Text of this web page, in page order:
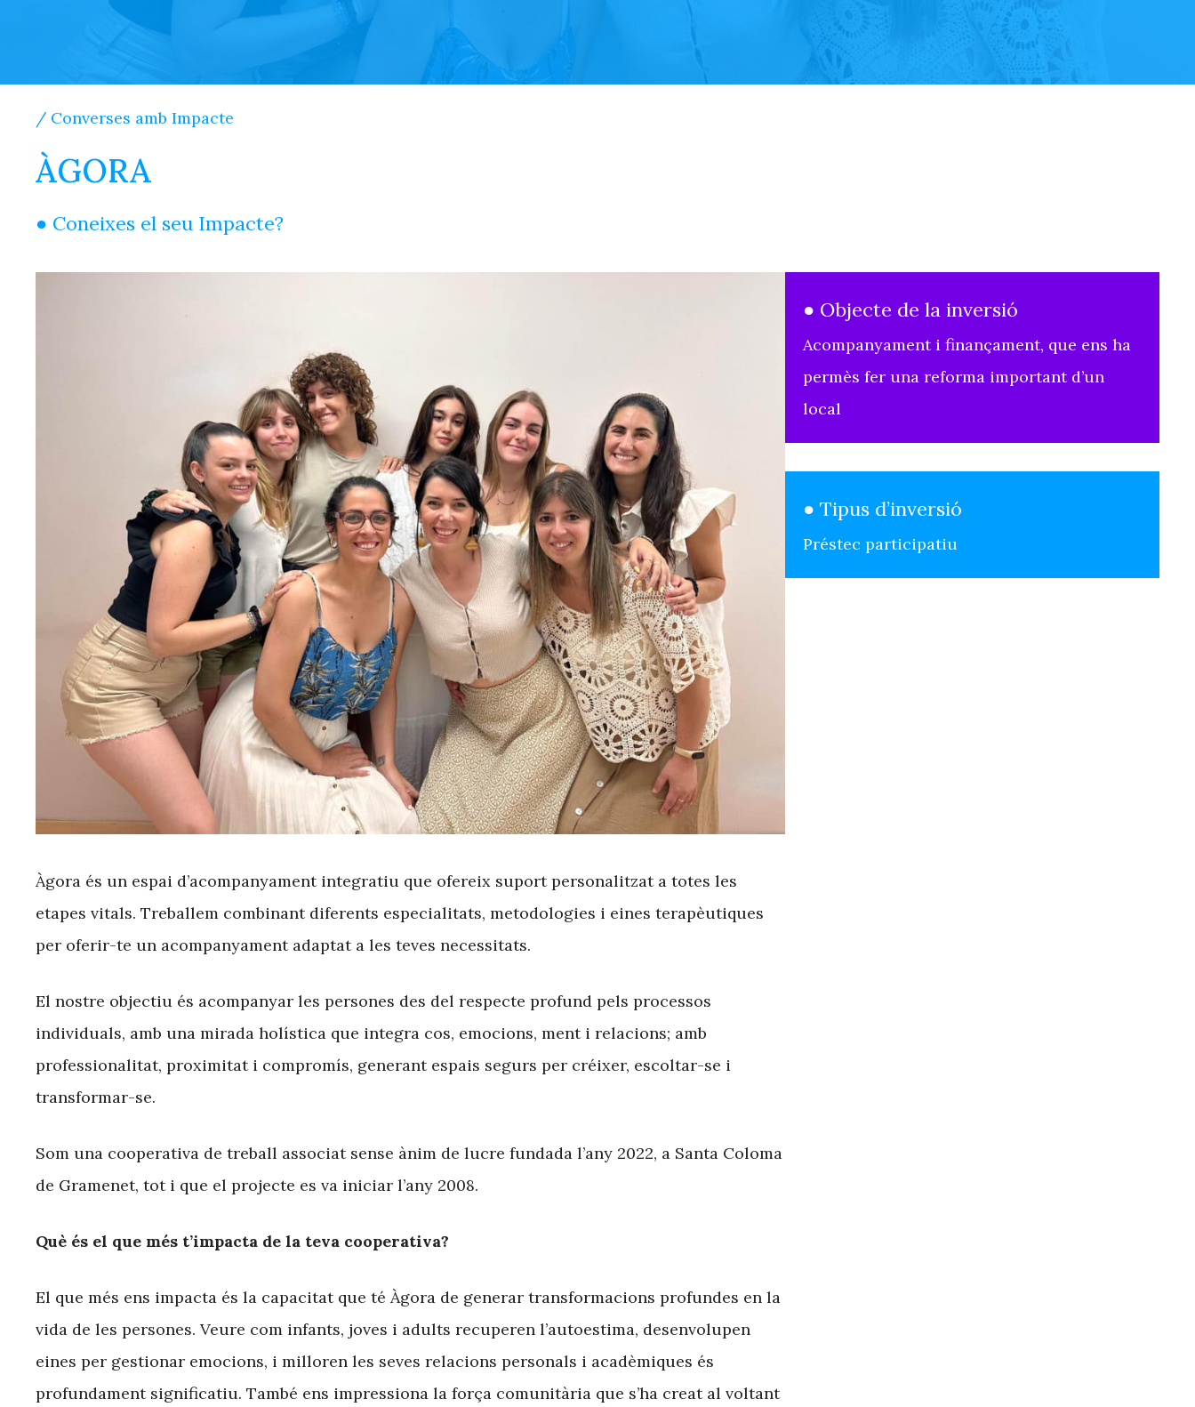
/ Converses amb Impacte
ÀGORA
● Coneixes el seu Impacte?
Àgora és un espai d’acompanyament integratiu que ofereix suport personalitzat a totes les
etapes vitals. Treballem combinant diferents especialitats, metodologies i eines terapèutiques
per oferir-te un acompanyament adaptat a les teves necessitats.
El nostre objectiu és acompanyar les persones des del respecte profund pels processos
individuals, amb una mirada holística que integra cos, emocions, ment i relacions; amb
professionalitat, proximitat i compromís, generant espais segurs per créixer, escoltar-se i
transformar-se.
Som una cooperativa de treball associat sense ànim de lucre fundada l’any 2022, a Santa Coloma
de Gramenet, tot i que el projecte es va iniciar l’any 2008.
Què és el que més t’impacta de la teva cooperativa?
El que més ens impacta és la capacitat que té Àgora de generar transformacions profundes en la
vida de les persones. Veure com infants, joves i adults recuperen l’autoestima, desenvolupen
eines per gestionar emocions, i milloren les seves relacions personals i acadèmiques és
profundament significatiu. També ens impressiona la força comunitària que s’ha creat al voltant
● Objecte de la inversió
Acompanyament i finançament, que ens ha
permès fer una reforma important d’un
local
● Tipus d’inversió
Préstec participatiu